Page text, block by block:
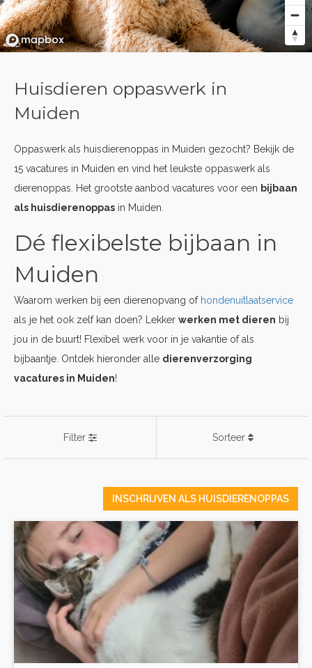
Huisdieren oppaswerk in
Muiden
Oppaswerk als huisdierenoppas in Muiden gezocht? Bekijk de
15 vacatures in Muiden en vind het leukste oppaswerk als
dierenoppas. Het grootste aanbod vacatures voor een bijbaan
als huisdierenoppas in Muiden.
Dé flexibelste bijbaan in
Muiden
Waarom werken bij een dierenopvang of hondenuitlaatservice
als je het ook zelf kan doen? Lekker werken met dieren bij
jou in de buurt! Flexibel werk voor in je vakantie of als
bijbaantje. Ontdek hieronder alle dierenverzorging
vacatures in Muiden!
Filter Sorteer
INSCHRIJVEN ALS HUISDIERENOPPAS